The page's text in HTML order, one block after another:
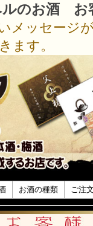
ルのお酒 お
メッセージ
ます。
お酒の種類 ご注